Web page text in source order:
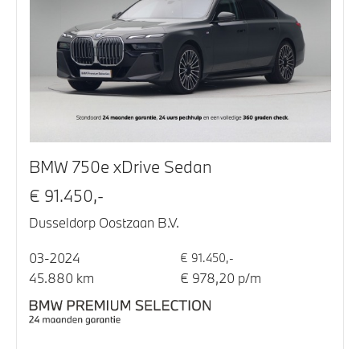
BMW 750e xDrive Sedan
€ 91.450,-
Dusseldorp Oostzaan B.V.
03-2024 € 91.450,-
45.880 km € 978,20 p/m